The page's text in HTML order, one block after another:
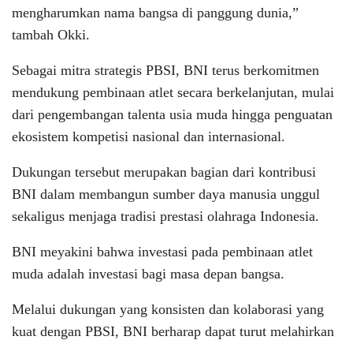
mengharumkan nama bangsa di panggung dunia,”
tambah Okki.
Sebagai mitra strategis PBSI, BNI terus berkomitmen
mendukung pembinaan atlet secara berkelanjutan, mulai
dari pengembangan talenta usia muda hingga penguatan
ekosistem kompetisi nasional dan internasional.
Dukungan tersebut merupakan bagian dari kontribusi
BNI dalam membangun sumber daya manusia unggul
sekaligus menjaga tradisi prestasi olahraga Indonesia.
BNI meyakini bahwa investasi pada pembinaan atlet
muda adalah investasi bagi masa depan bangsa.
Melalui dukungan yang konsisten dan kolaborasi yang
kuat dengan PBSI, BNI berharap dapat turut melahirkan